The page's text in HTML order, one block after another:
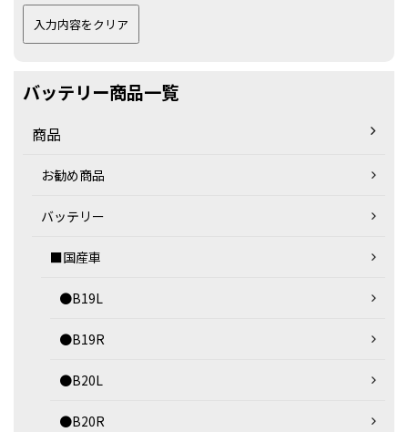
バッテリー商品一覧
商品
お勧め商品
バッテリー
■国産車
●B19L
●B19R
●B20L
●B20R